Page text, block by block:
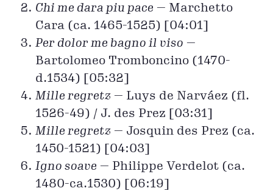
Chi me dara piu pace — Marchetto
Cara (ca. 1465-1525) [04:01]
Per dolor me bagno il viso —
Bartolomeo Tromboncino (1470-
d.1534) [05:32]
Mille regretz — Luys de Narváez (fl.
1526-49) / J. des Prez [03:31]
Mille regretz — Josquin des Prez (ca.
1450-1521) [04:03]
Igno soave — Philippe Verdelot (ca.
1480-ca.1530) [06:19]